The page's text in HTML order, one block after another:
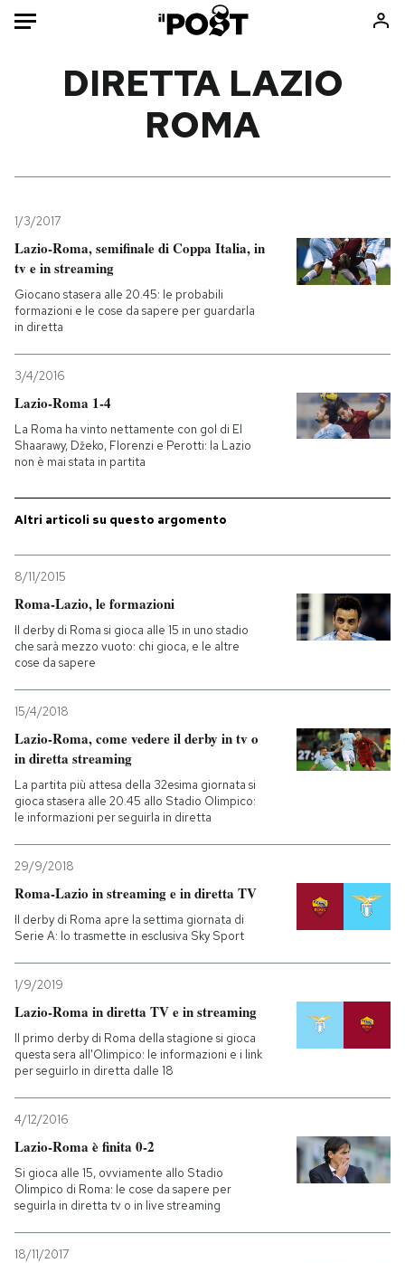
Mondo
Tecnologia
Internet
Cultura
Economia
Libri
Ok Boomer!
Europa
PODCAST
NEWSLETTER
I MIEI PREFERITI
SHOP
AREA PERSONALE
Entra
DIRETTA LAZIO
ROMA
1/3/2017
Lazio-Roma, semifinale di Coppa Italia, in
tv e in streaming
Giocano stasera alle 20.45: le probabili
formazioni e le cose da sapere per guardarla
in diretta
3/4/2016
Lazio-Roma 1-4
La Roma ha vinto nettamente con gol di El
Shaarawy, Džeko, Florenzi e Perotti: la Lazio
non è mai stata in partita
Altri articoli su questo argomento
8/11/2015
Roma-Lazio, le formazioni
Il derby di Roma si gioca alle 15 in uno stadio
che sarà mezzo vuoto: chi gioca, e le altre
cose da sapere
15/4/2018
Lazio-Roma, come vedere il derby in tv o
in diretta streaming
La partita più attesa della 32esima giornata si
gioca stasera alle 20.45 allo Stadio Olimpico:
le informazioni per seguirla in diretta
29/9/2018
Roma-Lazio in streaming e in diretta TV
Il derby di Roma apre la settima giornata di
Serie A: lo trasmette in esclusiva Sky Sport
1/9/2019
Lazio-Roma in diretta TV e in streaming
Il primo derby di Roma della stagione si gioca
questa sera all'Olimpico: le informazioni e i link
per seguirlo in diretta dalle 18
4/12/2016
Lazio-Roma è finita 0-2
Si gioca alle 15, ovviamente allo Stadio
Olimpico di Roma: le cose da sapere per
seguirla in diretta tv o in live streaming
18/11/2017